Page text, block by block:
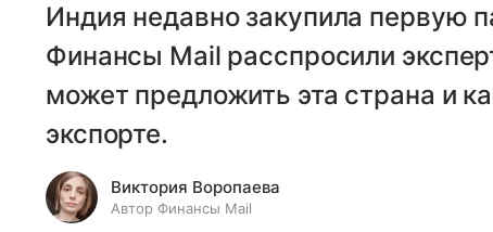
Индия недавно закупила первую
Финансы Mail расспросили
может предложить эта страна и
экспорте.
Виктория Воропаева
Автор Финансы Mail